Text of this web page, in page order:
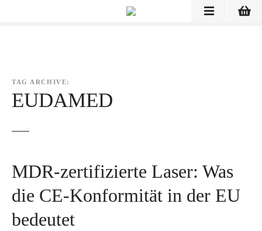
TAG ARCHIVE:
EUDAMED
MDR-zertifizierte Laser: Was
die CE-Konformität in der EU
bedeutet